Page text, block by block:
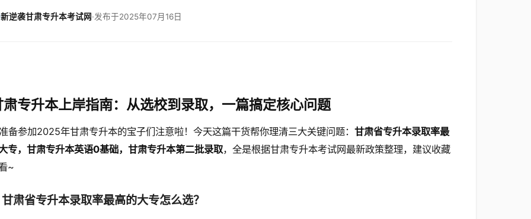
新逆袭甘肃专升本考试网·发布于2025年07月16日
肃专升本上岸指南：从选校到录取，一篇搞定核心问题
备参加2025年甘肃专升本的宝子们注意啦！今天这篇干货帮你理清三大关键问题： 甘肃省专升本录取率最
专，甘肃专升本英语0基础，甘肃专升本第二批录取，全是根据甘肃专升本考试网最新政策整理，建议收藏
~
肃省专升本录取率最高的大专怎么选？